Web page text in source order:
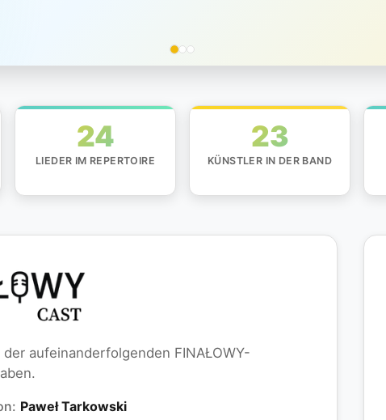
24
LIEDER IM REPERTOIRE
23
KÜNSTLER IN DER BAND
aufeinanderfolgenden FINAŁOWY-
Paweł Tarkowski